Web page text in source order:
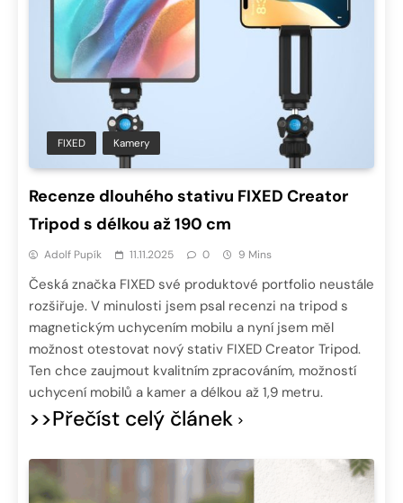
FIXED Kamery
Recenze dlouhého stativu FIXED Creator
Tripod s délkou až 190 cm
Adolf Pupík 11.11.2025 0 9 Mins
Česká značka FIXED své produktové portfolio neustále
rozšiřuje. V minulosti jsem psal recenzi na tripod s
magnetickým uchycením mobilu a nyní jsem měl
možnost otestovat nový stativ FIXED Creator Tripod.
Ten chce zaujmout kvalitním zpracováním, možností
uchycení mobilů a kamer a délkou až 1,9 metru.
>>Přečíst celý článek